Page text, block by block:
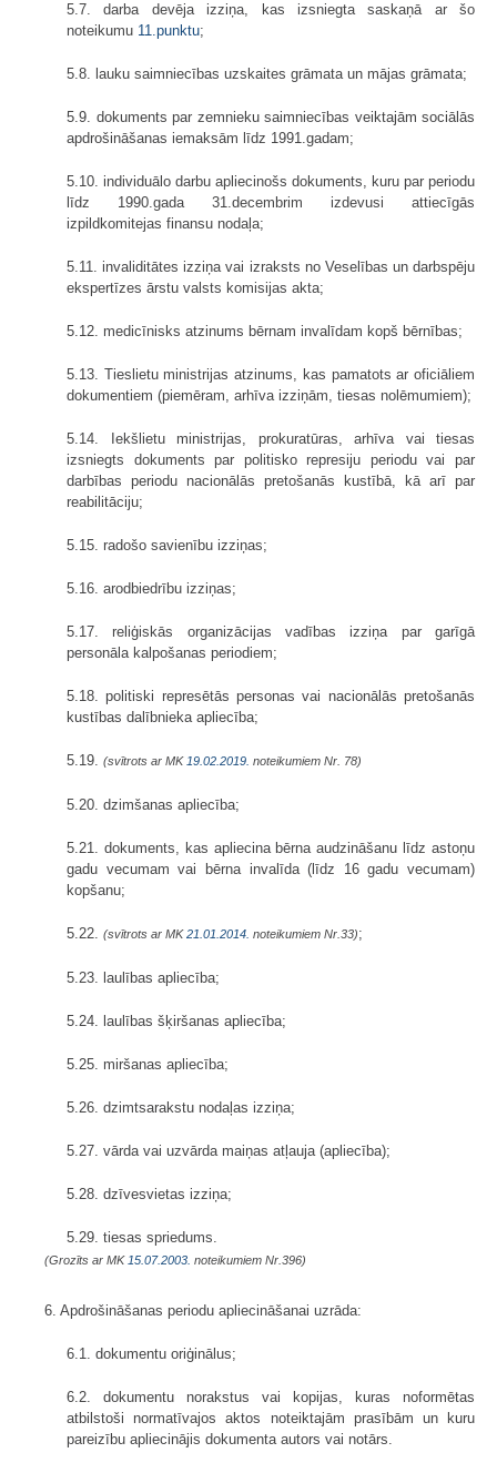
5.7. darba devēja izziņa, kas izsniegta saskaņā ar šo
noteikumu 11.punktu;
5.8. lauku saimniecības uzskaites grāmata un mājas grāmata;
5.9. dokuments par zemnieku saimniecības veiktajām sociālās
apdrošināšanas iemaksām līdz 1991.gadam;
5.10. individuālo darbu apliecinošs dokuments, kuru par periodu
līdz 1990.gada 31.decembrim izdevusi attiecīgās
izpildkomitejas finansu nodaļa;
5.11. invaliditātes izziņa vai izraksts no Veselības un darbspēju
ekspertīzes ārstu valsts komisijas akta;
5.12. medicīnisks atzinums bērnam invalīdam kopš bērnības;
5.13. Tieslietu ministrijas atzinums, kas pamatots ar oficiāliem
dokumentiem (piemēram, arhīva izziņām, tiesas nolēmumiem);
5.14. Iekšlietu ministrijas, prokuratūras, arhīva vai tiesas
izsniegts dokuments par politisko represiju periodu vai par
darbības periodu nacionālās pretošanās kustībā, kā arī par
reabilitāciju;
5.15. radošo savienību izziņas;
5.16. arodbiedrību izziņas;
5.17. reliģiskās organizācijas vadības izziņa par garīgā
personāla kalpošanas periodiem;
5.18. politiski represētās personas vai nacionālās pretošanās
kustības dalībnieka apliecība;
5.19. (svītrots ar MK 19.02.2019. noteikumiem Nr. 78)
5.20. dzimšanas apliecība;
5.21. dokuments, kas apliecina bērna audzināšanu līdz astoņu
gadu vecumam vai bērna invalīda (līdz 16 gadu vecumam)
kopšanu;
5.22. (svītrots ar MK21.01.2014. noteikumiem Nr.33);
5.23. laulības apliecība;
5.24. laulības šķiršanas apliecība;
5.25. miršanas apliecība;
5.26. dzimtsarakstu nodaļas izziņa;
5.27. vārda vai uzvārda maiņas atļauja (apliecība);
5.28. dzīvesvietas izziņa;
5.29. tiesas spriedums.
(Grozīts ar MK 15.07.2003. noteikumiem Nr.396)
6. Apdrošināšanas periodu apliecināšanai uzrāda:
6.1. dokumentu oriģinālus;
6.2. dokumentu norakstus vai kopijas, kuras noformētas
atbilstoši normatīvajos aktos noteiktajām prasībām un kuru
pareizību apliecinājis dokumenta autors vai notārs.